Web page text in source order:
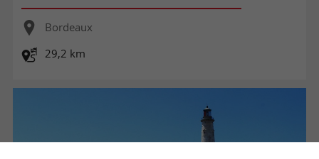
Bordeaux
29,2 km